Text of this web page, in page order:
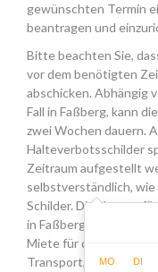
gewünschten Termin
beantragen und
Bitte beachten Sie,
vor dem benötigten
abschicken. Abhängig
Fall in Faßberg, kann
zwei Wochen dauern.
Halteverbotsschilder
Zeitraum aufgestellt
selbstverständlich,
Schilder. Die Kosten
in Faßberg setzen sich
Miete für die Schilder
Transport, dasMO DI